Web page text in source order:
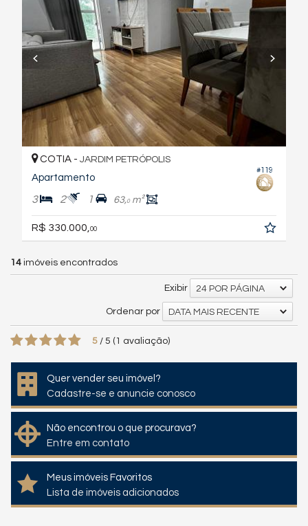
#119
COTIA - JARDIM PETRÓPOLIS
Apartamento
3 2 1 63,0m²
R$ 330.000, 00
14 imóveis encontrados
Exibir 24 POR PÁGINA
Ordenar por DATA MAIS RECENTE
5 / 5 (1 avaliação)
Quer vender seu imóvel?
Cadastre-se e anuncie conosco
Não encontrou o que procurava?
Entre em contato
Meus imóveis Favoritos
Lista de imóveis adicionados